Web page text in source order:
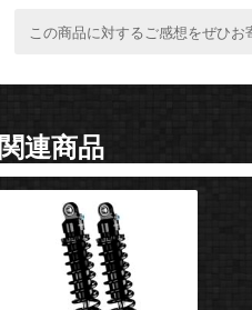
この商品に対するご感想をぜひお
関連商品